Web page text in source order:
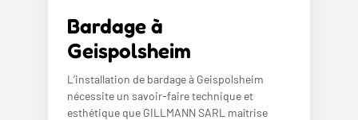
Bardage à
Geispolsheim
L’installation de bardage à Geispolsheim
nécessite un savoir-faire technique et
esthétique que GILLMANN SARL maîtrise